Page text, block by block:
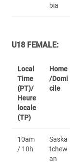
bia
U18 FEMALE:
Local
Time
(PT)/
Heure
locale
(TP)
Home
/Domi
cile
10am
/ 10h
Saska
tchew
an